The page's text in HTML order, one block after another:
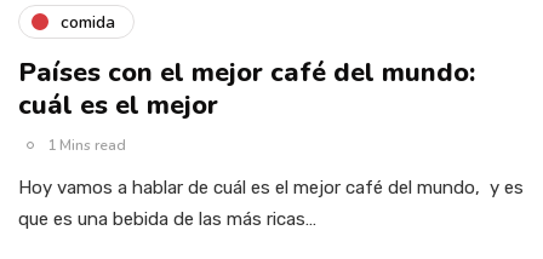
comida
Países con el mejor café del mundo:
cuál es el mejor
1 Mins read
Hoy vamos a hablar de cuál es el mejor café del mundo, y es
que es una bebida de las más ricas…